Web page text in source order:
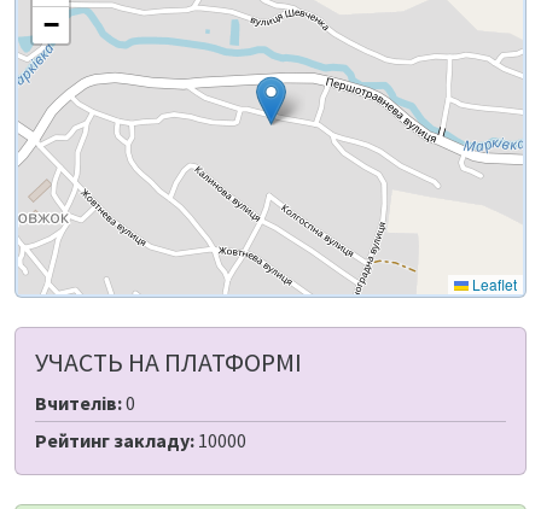
−
Leaflet
УЧАСТЬ НА ПЛАТФОРМІ
Вчителів:0
Рейтинг закладу: 10000